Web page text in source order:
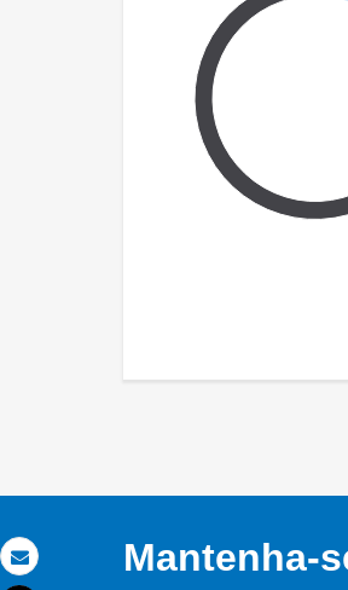
Email Mantenha-